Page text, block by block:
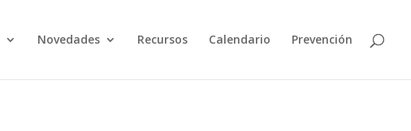
Novedades Recursos Calendario Prevención